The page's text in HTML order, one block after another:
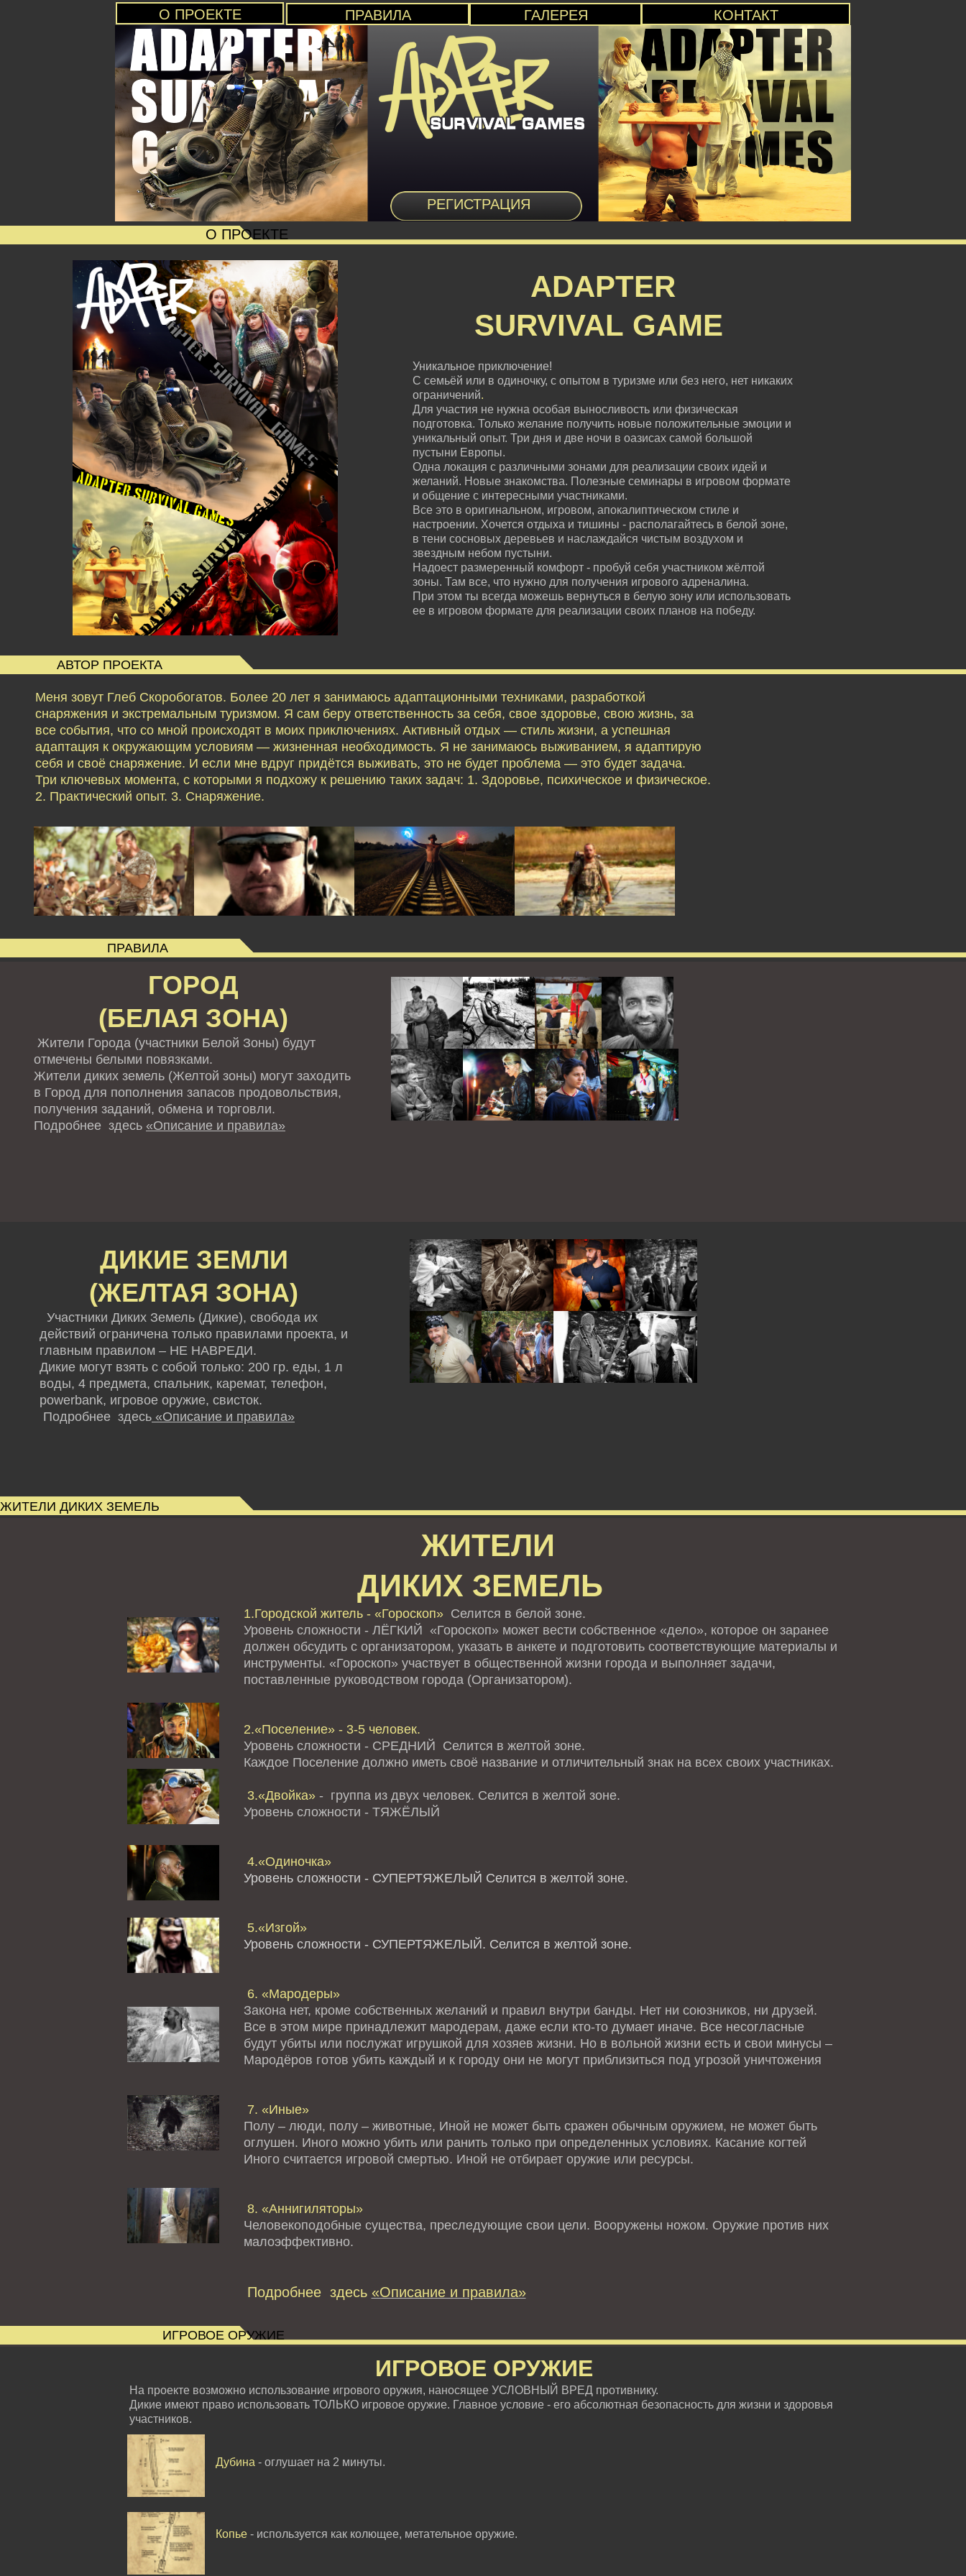
О ПРОЕКТЕ ПРАВИЛА ГАЛЕРЕЯ КОНТАКТ
РЕГИСТРАЦИЯ
О ПРОЕКТЕ
ADAPTER
SURVIVAL GAME
Уникальное приключение!
С семьёй или в одиночку, с опытом в туризме или без него, нет никаких
ограничений.
Для участия не нужна особая выносливость или физическая
подготовка. Только желание получить новые положительные эмоции и
уникальный опыт. Три дня и две ночи в оазисах самой большой
пустыни Европы.
Одна локация с различными зонами для реализации своих идей и
желаний. Новые знакомства. Полезные семинары в игровом формате
и общение с интересными участниками.
Все это в оригинальном, игровом, апокалиптическом стиле и
настроении. Хочется отдыха и тишины - располагайтесь в белой зоне,
в тени сосновых деревьев и наслаждайся чистым воздухом и
звездным небом пустыни.
Надоест размеренный комфорт - пробуй себя участником жёлтой
зоны. Там все, что нужно для получения игрового адреналина.
При этом ты всегда можешь вернуться в белую зону или использовать
ее в игровом формате для реализации своих планов на победу.
АВТОР ПРОЕКТА
Меня зовут Глеб Скоробогатов. Более 20 лет я занимаюсь адаптационными техниками, разработкой
снаряжения и экстремальным туризмом. Я сам беру ответственность за себя, свое здоровье, свою жизнь, за
все события, что со мной происходят в моих приключениях. Активный отдых — стиль жизни, а успешная
адаптация к окружающим условиям — жизненная необходимость. Я не занимаюсь выживанием, я адаптирую
себя и своё снаряжение. И если мне вдруг придётся выживать, это не будет проблема — это будет задача.
Три ключевых момента, с которыми я подхожу к решению таких задач: 1. Здоровье, психическое и физическое.
2. Практический опыт. 3. Снаряжение.
ПРАВИЛА
ГОРОД
(БЕЛАЯ ЗОНА)
Жители Города (участники Белой Зоны) будут
отмечены белыми повязками.
Жители диких земель (Желтой зоны) могут заходить
в Город для пополнения запасов продовольствия,
получения заданий, обмена и торговли.
Подробнее здесь «Описание и правила»
ДИКИЕ ЗЕМЛИ
(ЖЕЛТАЯ ЗОНА)
Участники Диких Земель (Дикие), свобода их
действий ограничена только правилами проекта, и
главным правилом – НЕ НАВРЕДИ.
Дикие могут взять с собой только: 200 гр. еды, 1 л
воды, 4 предмета, спальник, каремат, телефон,
powerbank, игровое оружие, свисток.
Подробнее здесь «Описание и правила»
ЖИТЕЛИ ДИКИХ ЗЕМЕЛЬ
ЖИТЕЛИ
ДИКИХ ЗЕМЕЛЬ
1.Городской житель - «Гороскоп»Селится в белой зоне.
Уровень сложности - ЛЁГКИЙ «Гороскоп» может вести собственное «дело», которое он заранее
должен обсудить с организатором, указать в анкете и подготовить соответствующие материалы и
инструменты. «Гороскоп» участвует в общественной жизни города и выполняет задачи,
поставленные руководством города (Организатором).
2.«Поселение» - 3-5 человек.
Уровень сложности - СРЕДНИЙ Селится в желтой зоне.
Каждое Поселение должно иметь своё название и отличительный знак на всех своих участниках.
3.«Двойка»- группа из двух человек. Селится в желтой зоне.
Уровень сложности - ТЯЖЁЛЫЙ
4.«Одиночка»
Уровень сложности - СУПЕРТЯЖЕЛЫЙ Селится в желтой зоне.
5.«Изгой»
Уровень сложности - СУПЕРТЯЖЕЛЫЙ. Селится в желтой зоне.
6. «Мародеры»
Закона нет, кроме собственных желаний и правил внутри банды. Нет ни союзников, ни друзей.
Все в этом мире принадлежит мародерам, даже если кто-то думает иначе. Все несогласные
будут убиты или послужат игрушкой для хозяев жизни. Но в вольной жизни есть и свои минусы –
Мародёров готов убить каждый и к городу они не могут приблизиться под угрозой уничтожения
7. «Иные»
Полу – люди, полу – животные, Иной не может быть сражен обычным оружием, не может быть
оглушен. Иного можно убить или ранить только при определенных условиях. Касание когтей
Иного считается игровой смертью. Иной не отбирает оружие или ресурсы.
8. «Аннигиляторы»
Человекоподобные существа, преследующие свои цели. Вооружены ножом. Оружие против них
малоэффективно.
Подробнее здесь «Описание и правила»
ИГРОВОЕ ОРУЖИЕ
На проекте возможно использование игрового оружия, наносящее УСЛОВНЫЙ ВРЕД противнику.
Дикие имеют право использовать ТОЛЬКО игровое оружие. Главное условие - его абсолютная безопасность для жизни и здоровья
участников.
Дубина - оглушает на 2 минуты.
Копье - используется как колющее, метательное оружие.
ИГРОВОЕ ОРУЖИЕ